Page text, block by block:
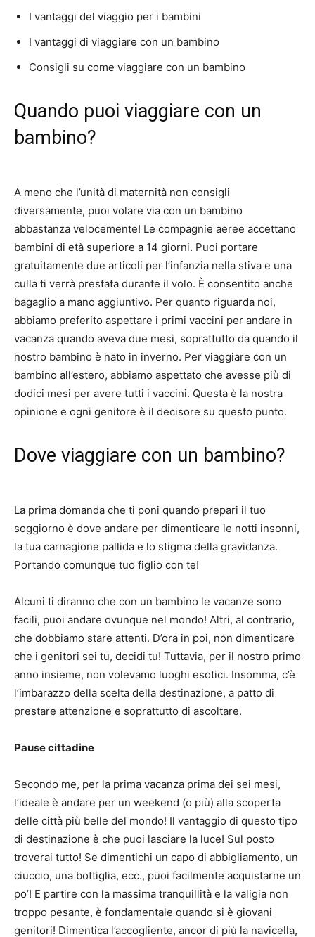
I vantaggi del viaggio per i bambini
I vantaggi di viaggiare con un bambino
Consigli su come viaggiare con un bambino
Quando puoi viaggiare con un
bambino?
A meno che l’unità di maternità non consigli
diversamente, puoi volare via con un bambino
abbastanza velocemente! Le compagnie aeree accettano
bambini di età superiore a 14 giorni. Puoi portare
gratuitamente due articoli per l’infanzia nella stiva e una
culla ti verrà prestata durante il volo. È consentito anche
bagaglio a mano aggiuntivo. Per quanto riguarda noi,
abbiamo preferito aspettare i primi vaccini per andare in
vacanza quando aveva due mesi, soprattutto da quando il
nostro bambino è nato in inverno. Per viaggiare con un
bambino all’estero, abbiamo aspettato che avesse più di
dodici mesi per avere tutti i vaccini. Questa è la nostra
opinione e ogni genitore è il decisore su questo punto.
Dove viaggiare con un bambino?
La prima domanda che ti poni quando prepari il tuo
soggiorno è dove andare per dimenticare le notti insonni,
la tua carnagione pallida e lo stigma della gravidanza.
Portando comunque tuo figlio con te!
Alcuni ti diranno che con un bambino le vacanze sono
facili, puoi andare ovunque nel mondo! Altri, al contrario,
che dobbiamo stare attenti. D’ora in poi, non dimenticare
che i genitori sei tu, decidi tu! Tuttavia, per il nostro primo
anno insieme, non volevamo luoghi esotici. Insomma, c’è
l’imbarazzo della scelta della destinazione, a patto di
prestare attenzione e soprattutto di ascoltare.
Pause cittadine
Secondo me, per la prima vacanza prima dei sei mesi,
l’ideale è andare per un weekend (o più) alla scoperta
delle città più belle del mondo! Il vantaggio di questo tipo
di destinazione è che puoi lasciare la luce! Sul posto
troverai tutto! Se dimentichi un capo di abbigliamento, un
ciuccio, una bottiglia, ecc., puoi facilmente acquistarne un
po’! E partire con la massima tranquillità e la valigia non
troppo pesante, è fondamentale quando si è giovani
genitori! Dimentica l’accogliente, ancor di più la navicella,